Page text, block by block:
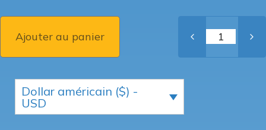
Ajouter au panier
Dollar américain ($) -
USD